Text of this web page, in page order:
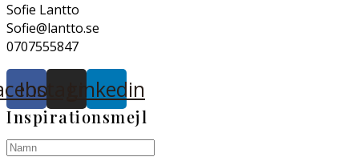
Sofie Lantto
Sofie@lantto.se
0707555847
InstagramLinkedin
Inspirationsmejl